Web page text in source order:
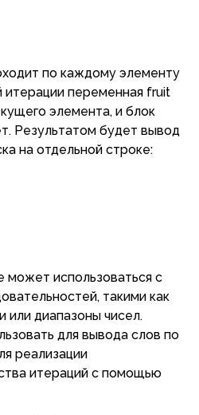
по каждому элементу
итерации переменная fruit
элемента, и блок
Результатом будет вывод
на отдельной строке:
использоваться с
такими как
или диапазоны чисел.
для вывода слов по
реализации
итераций с помощью